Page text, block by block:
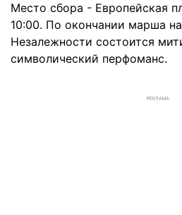
Место сбора - Европейская
10:00. По окончании марша
Незалежности состоится
символический перфоманс.
РЕКЛАМА